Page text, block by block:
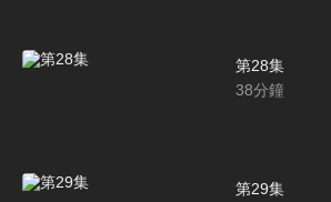
第28集
38分鐘
第29集